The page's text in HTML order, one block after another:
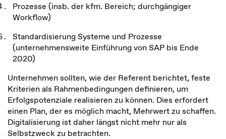
Prozesse (insb. der kfm. Bereich; durchgängiger
Workflow)
Standardisierung Systeme und Prozesse
(unternehmensweite Einführung von SAP bis Ende
2020)
Unternehmen sollten, wie der Referent berichtet, feste
Kriterien als Rahmenbedingungen definieren, um
Erfolgspotenziale realisieren zu können. Dies erfordert
einen Plan, der es möglich macht, Mehrwert zu schaffen.
Digitalisierung ist daher längst nicht mehr nur als
Selbstzweck zu betrachten.